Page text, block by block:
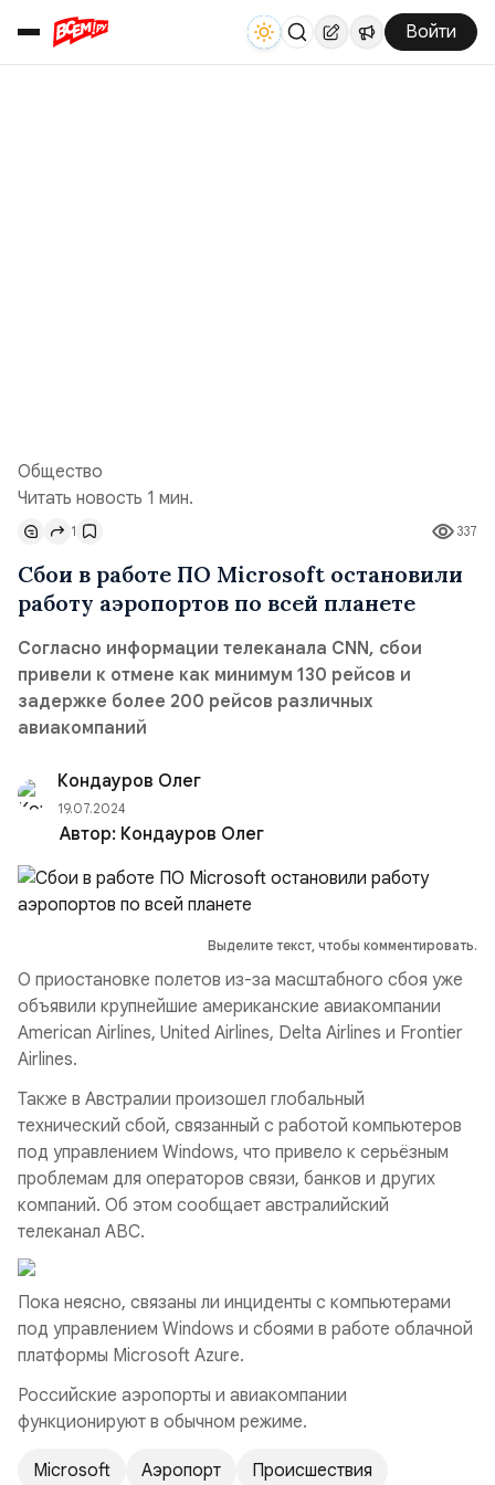
Войти
Общество
Читать новость 1 мин.
337
1
Сбои в работе ПО Microsoft остановили
работу аэропортов по всей планете
Согласно информации телеканала CNN, сбои
привели к отмене как минимум 130 рейсов и
задержке более 200 рейсов различных
авиакомпаний
Кондауров Олег
19.07.2024
Автор: Кондауров Олег
Выделите текст, чтобы комментировать.
О приостановке полетов из-за масштабного сбоя уже
объявили крупнейшие американские авиакомпании
American Airlines, United Airlines, Delta Airlines и Frontier
Airlines.
Также в Австралии произошел глобальный
технический сбой, связанный с работой компьютеров
под управлением Windows, что привело к серьёзным
проблемам для операторов связи, банков и других
компаний. Об этом сообщает австралийский
телеканал ABC.
Пока неясно, связаны ли инциденты с компьютерами
под управлением Windows и сбоями в работе облачной
платформы Microsoft Azure.
Российские аэропорты и авиакомпании
функционируют в обычном режиме.
Microsoft Аэропорт Происшествия